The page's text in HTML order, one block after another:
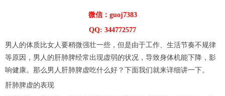
微信：guoj7383
QQ: 344772577
男人的体质比女人要稍微强壮一些，但是由于工作、生活节奏不规律
等原因，男人的肝肺脾经常出现虚弱的状况，导致身体机能下降，影
响健康。那么男人肝肺脾虚吃什么好？下面我们就来详细讲一下。
肝肺脾虚的表现